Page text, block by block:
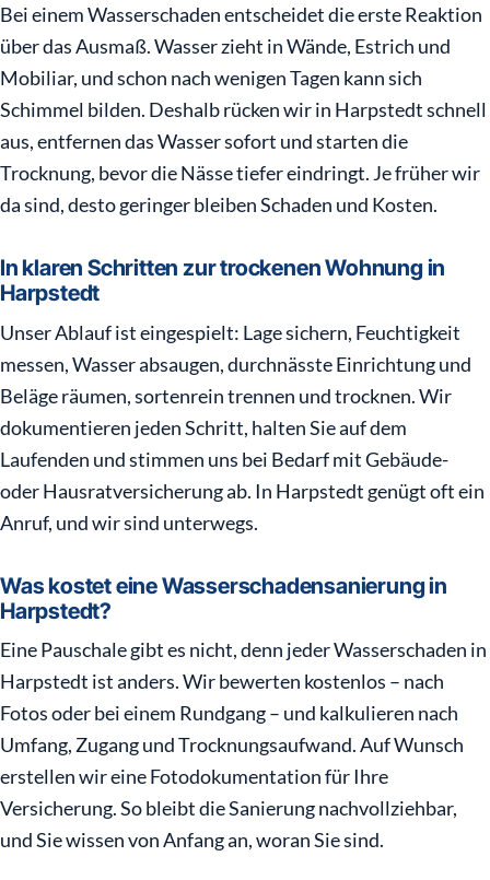
Bei einem Wasserschaden entscheidet die erste Reaktion
über das Ausmaß. Wasser zieht in Wände, Estrich und
Mobiliar, und schon nach wenigen Tagen kann sich
Schimmel bilden. Deshalb rücken wir in Harpstedt schnell
aus, entfernen das Wasser sofort und starten die
Trocknung, bevor die Nässe tiefer eindringt. Je früher wir
da sind, desto geringer bleiben Schaden und Kosten.
In klaren Schritten zur trockenen Wohnung in
Harpstedt
Unser Ablauf ist eingespielt: Lage sichern, Feuchtigkeit
messen, Wasser absaugen, durchnässte Einrichtung und
Beläge räumen, sortenrein trennen und trocknen. Wir
dokumentieren jeden Schritt, halten Sie auf dem
Laufenden und stimmen uns bei Bedarf mit Gebäude-
oder Hausratversicherung ab. In Harpstedt genügt oft ein
Anruf, und wir sind unterwegs.
Was kostet eine Wasserschadensanierung in
Harpstedt?
Eine Pauschale gibt es nicht, denn jeder Wasserschaden in
Harpstedt ist anders. Wir bewerten kostenlos – nach
Fotos oder bei einem Rundgang – und kalkulieren nach
Umfang, Zugang und Trocknungsaufwand. Auf Wunsch
erstellen wir eine Fotodokumentation für Ihre
Versicherung. So bleibt die Sanierung nachvollziehbar,
und Sie wissen von Anfang an, woran Sie sind.